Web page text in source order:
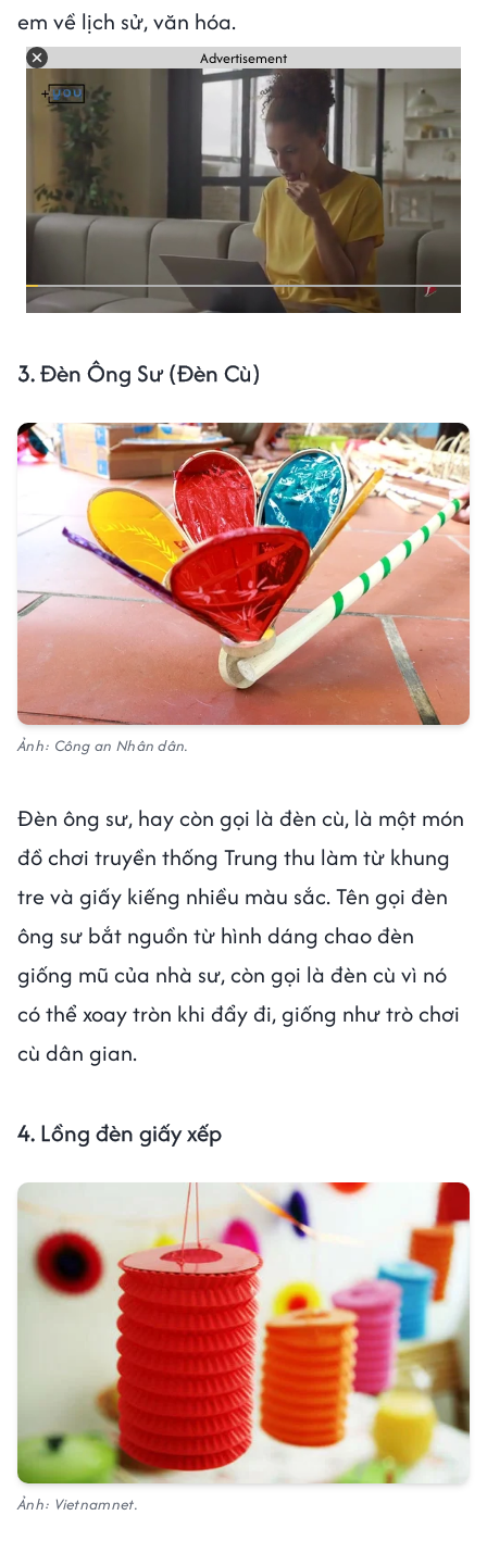
em về lịch sử, văn hóa.
Advertisement
3.Đèn Ông Sư (Đèn Cù)
Ảnh: Công an Nhân dân.
Đèn ông sư, hay còn gọi là đèn cù, là một món
đồ chơi truyền thống Trung thu làm từ khung
tre và giấy kiếng nhiều màu sắc. Tên gọi đèn
ông sư bắt nguồn từ hình dáng chao đèn
giống mũ của nhà sư, còn gọi là đèn cù vì nó
có thể xoay tròn khi đẩy đi, giống như trò chơi
cù dân gian.
4.Lồng đèn giấy xếp
Ảnh: Vietnamnet.